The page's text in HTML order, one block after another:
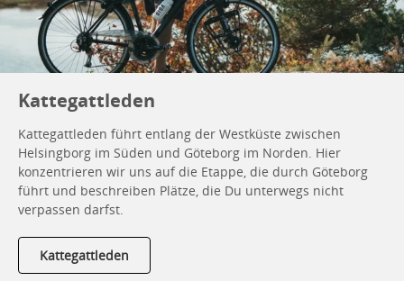
Kattegattleden
Kattegattleden führt entlang der Westküste zwischen
Helsingborg im Süden und Göteborg im Norden. Hier
konzentrieren wir uns auf die Etappe, die durch Göteborg
führt und beschreiben Plätze, die Du unterwegs nicht
verpassen darfst.
Kattegattleden